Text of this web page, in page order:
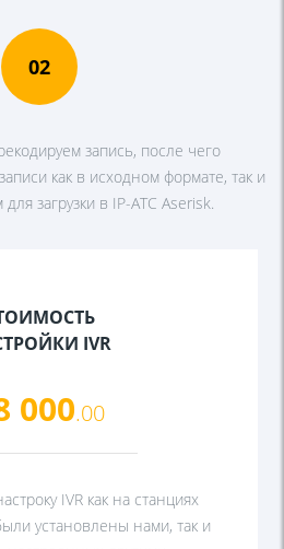
02
запись, после чего
как в исходном формате, так и
загрузки в IP-АТС Aserisk.
IVR
000.00
IVR как на станциях
установлены нами, так и